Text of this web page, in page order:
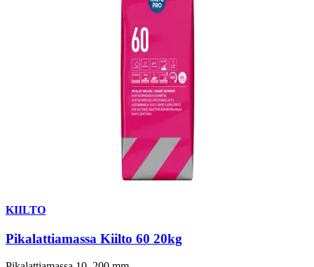
KIILTO
Pikalattiamassa Kiilto 60 20kg